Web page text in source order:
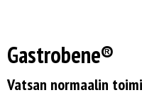
Gastrobene®
Vatsan normaalin